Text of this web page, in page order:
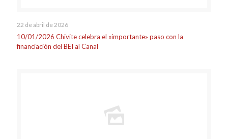
22 de abril de 2026
10/01/2026 Chivite celebra el «importante» paso con la
financiación del BEI al Canal